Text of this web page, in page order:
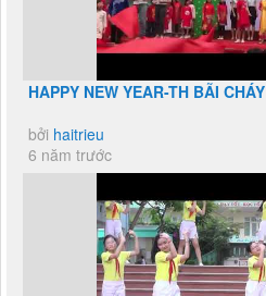
HAPPY NEW YEAR-TH BÃI CHÁY
bởi haitrieu
6 năm trước